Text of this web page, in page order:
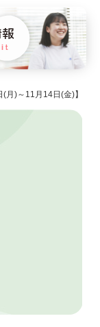
月)～11月14日(金)】